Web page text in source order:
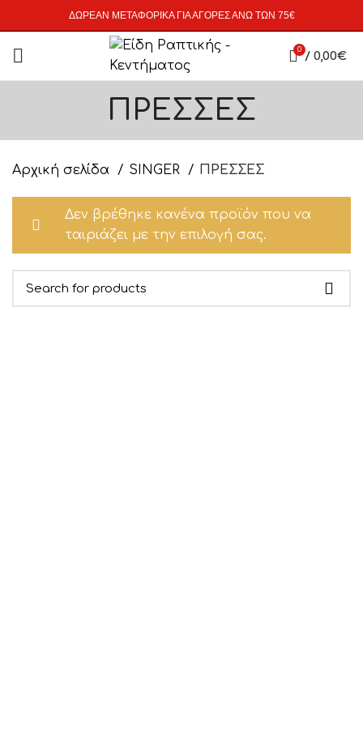
ΔΩΡΕΑΝ ΜΕΤΑΦΟΡΙΚΑ ΓΙΑ ΑΓΟΡΕΣ ΑΝΩ ΤΩΝ 75€
0 / 0,00€
ΠΡΕΣΣΕΣ
Αρχική σελίδα SINGER ΠΡΕΣΣΕΣ
Δεν βρέθηκε κανένα προϊόν που να
ταιριάζει με την επιλογή σας.